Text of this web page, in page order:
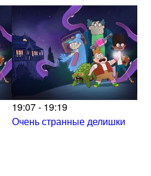
19:07 - 19:19
Очень странные делишки